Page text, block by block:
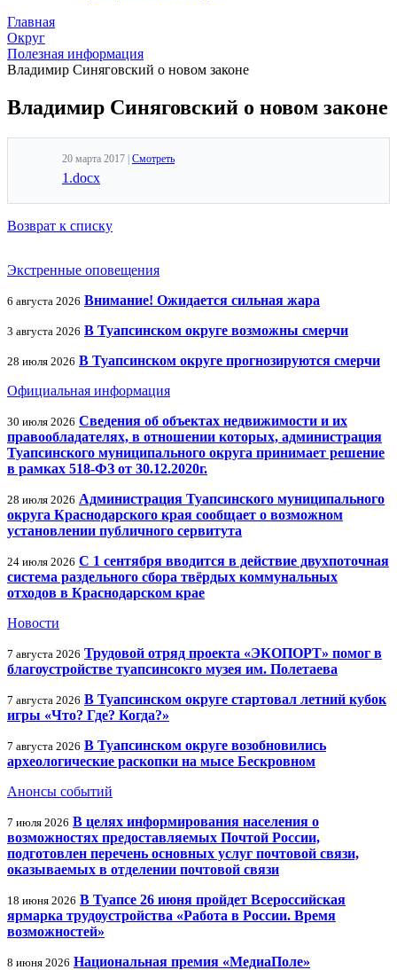
Главная
Округ
Полезная информация
Владимир Синяговский о новом законе
Владимир Синяговский о новом законе
20 марта 2017 | Смотреть
1.docx
Возврат к списку
Экстренные оповещения
6 августа 2026 Внимание! Ожидается сильная жара
3 августа 2026 В Туапсинском округе возможны смерчи
28 июля 2026 В Туапсинском округе прогнозируются смерчи
Официальная информация
30 июля 2026 Сведения об объектах недвижимости и их
правообладателях, в отношении которых, администрация
Туапсинского муниципального округа принимает решение
в рамках 518-ФЗ от 30.12.2020г.
28 июля 2026 Администрация Туапсинского муниципального
округа Краснодарского края сообщает о возможном
установлении публичного сервитута
24 июля 2026 С 1 сентября вводится в действие двухпоточная
система раздельного сбора твёрдых коммунальных
отходов в Краснодарском крае
Новости
7 августа 2026 Трудовой отряд проекта «ЭКОПОРТ» помог в
благоустройстве туапсинсокго музея им. Полетаева
7 августа 2026 В Туапсинском округе стартовал летний кубок
игры «Что? Где? Когда?»
7 августа 2026 В Туапсинском округе возобновились
археологические раскопки на мысе Бескровном
Анонсы событий
7 июля 2026 В целях информирования населения о
возможностях предоставляемых Почтой России,
подготовлен перечень основных услуг почтовой связи,
оказываемых в отделении почтовой связи
18 июня 2026 В Туапсе 26 июня пройдет Всероссийская
ярмарка трудоустройства «Работа в России. Время
возможностей»
8 июня 2026 Национальная премия «МедиаПоле»